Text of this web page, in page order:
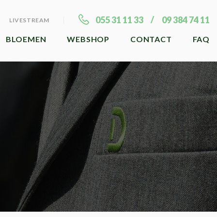
LIVESTREAM 055 31 11 33 09 384 74 11
BLOEMEN WEBSHOP CONTACT FAQ